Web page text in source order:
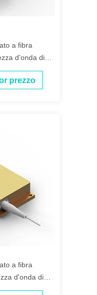
a fibra
d'onda di
prezzo
a fibra
d'onda di